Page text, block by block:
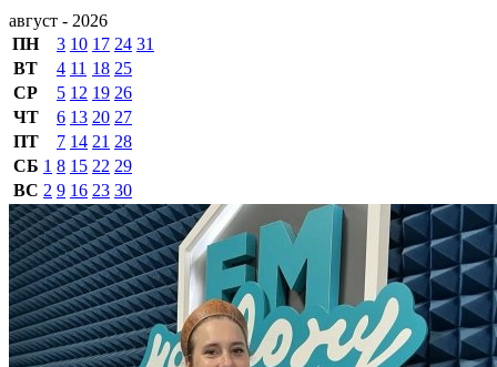
август - 2026
ПН
3 10 17 24 31
ВТ
4 11 18 25
СР
5 12 19 26
ЧТ
6 13 20 27
ПТ
7 14 21 28
СБ 1 8 15 22 29
ВС 2 9 16 23 30